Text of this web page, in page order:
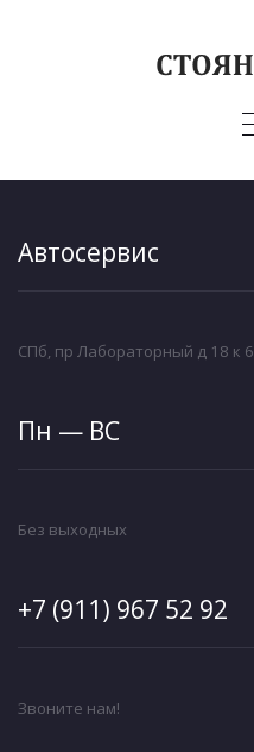
Автосервис
СПб, пр Лабораторный д 18 к 6
Пн — ВС
Без выходных
+7 (911) 967 52 92
Звоните нам!